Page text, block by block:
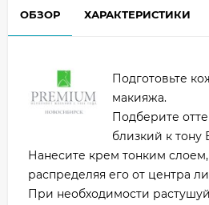
ОБЗОР ХАРАКТЕРИСТИКИ
Подготовьте
макияжа.
Подберите
близкий к
Нанесите крем тонким
распределяя его от центра
При необходимости